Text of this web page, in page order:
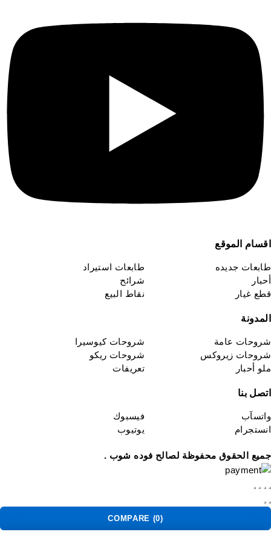
الموقع
جديده
طابعات استيراد
شرائح
غيار
نقاط البيع
عامة
شروحات كيوسيرا
زيروكس
شروحات ريكو
أحبار
تعريفات
بنا
فيسبوك
يوتيوب
الحقوق محفوظة لصالح فوده شوب .
COMPARE (0)